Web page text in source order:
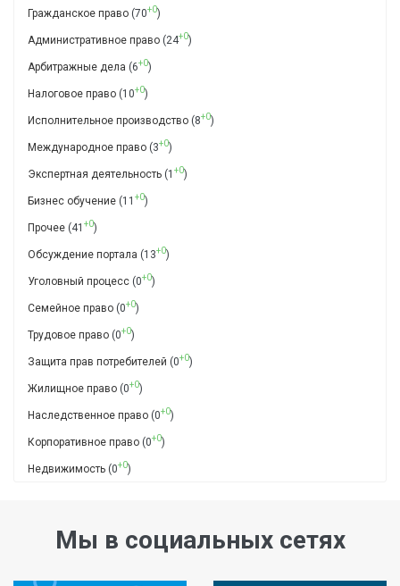
Гражданское право (70+0)
Административное право (24+0)
Арбитражные дела (6+0)
Налоговое право (10+0)
Исполнительное производство (8+0)
Международное право (3+0)
Экспертная деятельность (1 +0)
Бизнес обучение (11 +0)
Прочее (41 +0)
Обсуждение портала (13+0)
Уголовный процесс (0+0)
Семейное право (0+0)
Трудовое право (0+0)
Защита прав потребителей (0+0)
Жилищное право (0+0)
Наследственное право (0+0)
Корпоративное право (0+0)
Недвижимость (0+0)
Мы в социальных сетях